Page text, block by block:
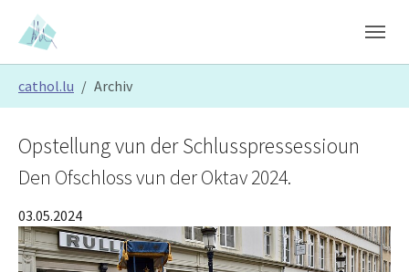
Skip to main content
Skip to page footer
cathol.lu Archiv
Opstellung vun der Schlusspressessioun
Den Ofschloss vun der Oktav 2024.
03.05.2024